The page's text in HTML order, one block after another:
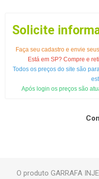
Solicite
Faça seu cadastro e envie
Está em SP? Compre e
Todos os preços do site são
Após login os preços são
O produto GARRAFA